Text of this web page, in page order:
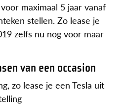
maximaal 5 jaar vanaf
stellen. Zo lease je
zelfs nu nog voor maar
van een occasion
zo lease je een Tesla uit